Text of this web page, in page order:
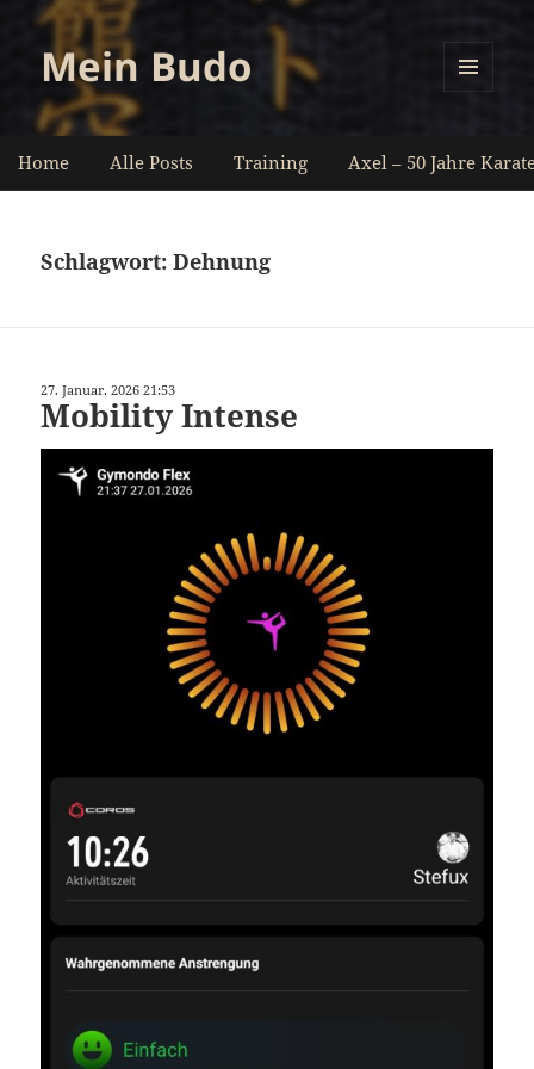
Mein Budo
Home Alle Posts Training Axel – 50 Jahre
Schlagwort:Dehnung
27. Januar. 2026 21:53
Mobility Intense